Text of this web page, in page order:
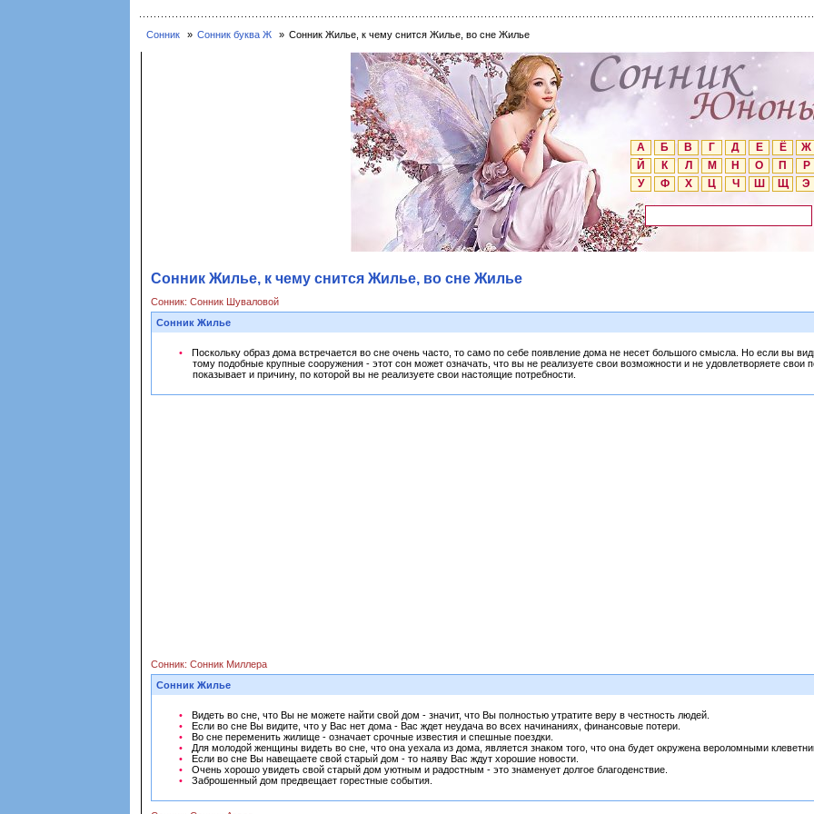
Сонник Сонник буква Ж Сонник Жилье, к чему снится Жилье, во сне Жилье
А Б В Г Д Е Ё Ж
Й
К Л М Н О П Р
У
Ф Х Ц Ч Ш Щ Э
Сонник Жилье, к чему снится Жилье, во сне Жилье
Сонник: Сонник Шуваловой
Сонник Жилье
Поскольку образ дома встречается во сне очень часто, то само по себе появление дома не несет большого смысла. Но если вы
тому подобные крупные сооружения - этот сон может означать, что вы не реализуете свои возможности и не удовлетворяете свои
показывает и причину, по которой вы не реализуете свои настоящие потребности.
Сонник: Сонник Миллера
Сонник Жилье
Видеть во сне, что Вы не можете найти свой дом - значит, что Вы полностью утратите веру в честность людей.
Если во сне Вы видите, что у Вас нет дома - Вас ждет неудача во всех начинаниях, финансовые потери.
Во сне переменить жилище - означает срочные известия и спешные поездки.
Для молодой женщины видеть во сне, что она уехала из дома, является знаком того, что она будет окружена вероломными
Если во сне Вы навещаете свой старый дом - то наяву Вас ждут хорошие новости.
Очень хорошо увидеть свой старый дом уютным и радостным - это знаменует долгое благоденствие.
Заброшенный дом предвещает горестные события.